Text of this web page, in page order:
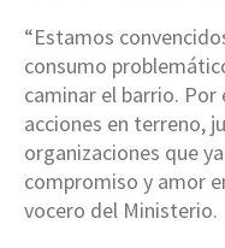
“Estamos
consumo
caminar el barrio.
acciones en terreno,
organizaciones que
compromiso y amor
vocero del Ministerio.